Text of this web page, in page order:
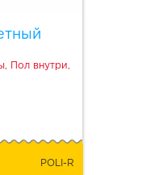
Пол внутри,
POLI-R